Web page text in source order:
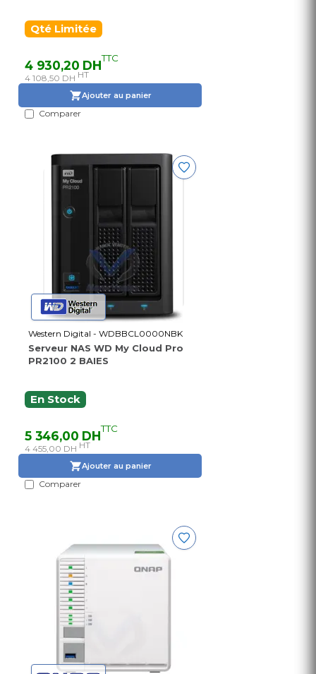
Qté Limitée
4 930,20 DHTTC
4 108,50 DH HT
Ajouter au panier
Comparer
Western Digital - WDBBCL0000NBK
Serveur NAS WD My Cloud Pro
PR2100 2 BAIES
En Stock
5 346,00 DHTTC
4 455,00 DH HT
Ajouter au panier
Comparer